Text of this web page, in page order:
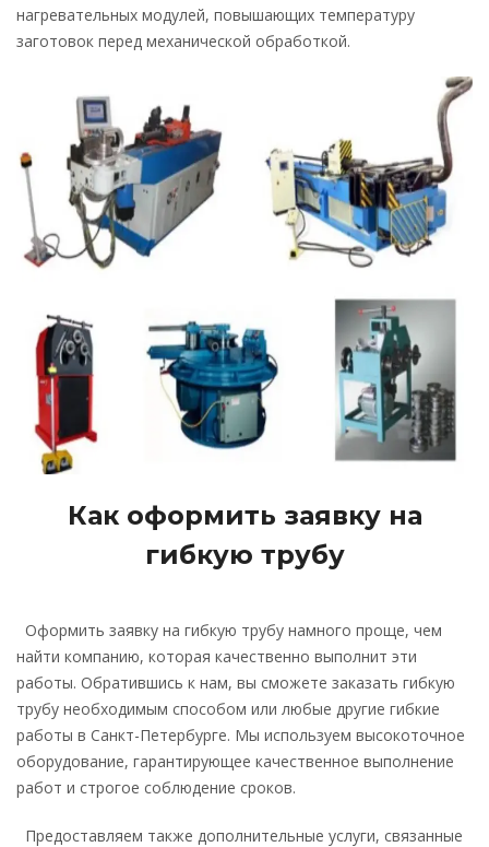
нагревательных модулей, повышающих температуру
заготовок перед механической обработкой.
Как оформить заявку на
гибкую трубу
Оформить заявку на гибкую трубу намного проще, чем
найти компанию, которая качественно выполнит эти
работы. Обратившись к нам, вы сможете заказать гибкую
трубу необходимым способом или любые другие гибкие
работы в Санкт-Петербурге. Мы используем высокоточное
оборудование, гарантирующее качественное выполнение
работ и строгое соблюдение сроков.
Предоставляем также дополнительные услуги, связанные